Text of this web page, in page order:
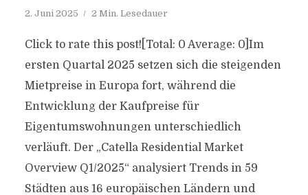
2. Juni 2025 2 Min. Lesedauer
Click to rate this post![Total: 0 Average: 0]Im
ersten Quartal 2025 setzen sich die steigenden
Mietpreise in Europa fort, während die
Entwicklung der Kaufpreise für
Eigentumswohnungen unterschiedlich
verläuft. Der „Catella Residential Market
Overview Q1/2025“ analysiert Trends in 59
Städten aus 16 europäischen Ländern und